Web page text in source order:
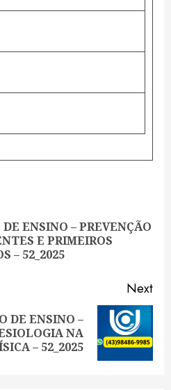
DE ENSINO – PREVENÇÃO
E PRIMEIROS
– 52_2025
Next
DE ENSINO –
NA
– 52_2025